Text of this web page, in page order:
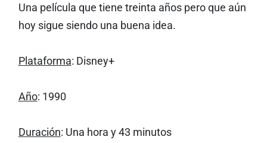
Una película que tiene treinta años pero que aún
hoy sigue siendo una buena idea.
Plataforma: Disney+
Año: 1990
Duración: Una hora y 43 minutos